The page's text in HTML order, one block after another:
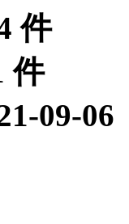
件
件
09-06